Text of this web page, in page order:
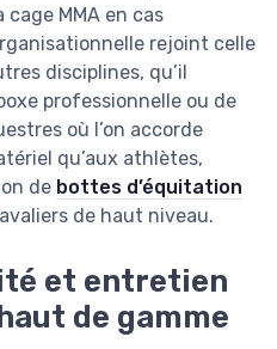
MMA en cas
rejoint celle
disciplines, qu’il
professionnelle ou de
où l’on accorde
qu’aux athlètes,
de bottes d’équitation
de haut niveau.
et entretien
de gamme